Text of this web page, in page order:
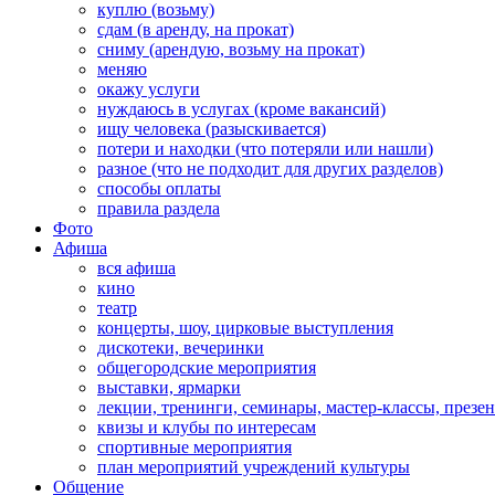
куплю (возьму)
сдам (в аренду, на прокат)
сниму (арендую, возьму на прокат)
меняю
окажу услуги
нуждаюсь в услугах (кроме вакансий)
ищу человека (разыскивается)
потери и находки (что потеряли или нашли)
разное (что не подходит для других разделов)
способы оплаты
правила раздела
Фото
Афиша
вся афиша
кино
театр
концерты, шоу, цирковые выступления
дискотеки, вечеринки
общегородские мероприятия
выставки, ярмарки
лекции, тренинги, семинары, мастер-классы,
квизы и клубы по интересам
спортивные мероприятия
план мероприятий учреждений культуры
Общение